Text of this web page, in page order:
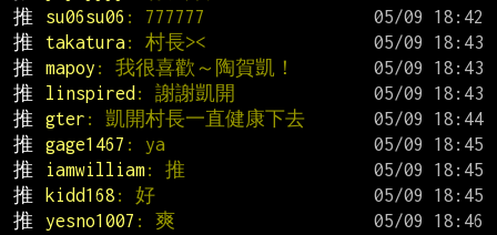
推
su06su06 : 777777
推
takatura: 村長><
推
mapoy : 我很喜歡～陶賀凱！
推
linspired : 謝謝凱開
推
gter : 凱開村長一直健康下去
推
gage1467 : ya
推
iamwilliam: 推
推
kidd168 : 好
推
yesno1007 : 爽